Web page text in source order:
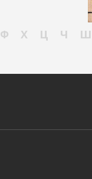
Ф Х Ц Ч Ш